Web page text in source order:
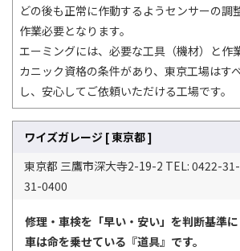
どの後も正常に作動するようセンサーの調
作業必要となります。
エーミングには、必要な工具（機材）と作
カニック資格の条件があり、東京工場はす
し、安心してご依頼いただける工場です。
ワイズガレージ [ 東京都 ]
東京都 三鷹市深大寺2-19-2 TEL: 0422-
31-0400
修理・車検を「早い・安い」を判断基準
車は命を乗せている『道具』です。